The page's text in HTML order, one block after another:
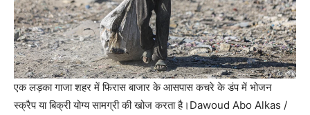
एक लड़का गाजा शहर में फिरास बाजार के आसपास कचरे के डंप में भोजन
स्क्रैप या बिक्री योग्य सामग्री की खोज करता है। Dawoud Abo Alkas /